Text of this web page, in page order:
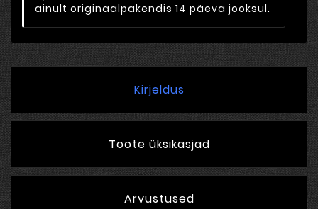
ainult originaalpakendis 14 päeva jooksul.
Kirjeldus
Toote üksikasjad
Arvustused